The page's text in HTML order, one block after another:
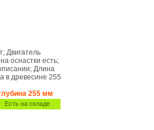
; Двигатель
оснастки есть;
; Длина
в древесине 255
255 мм
Есть на складе